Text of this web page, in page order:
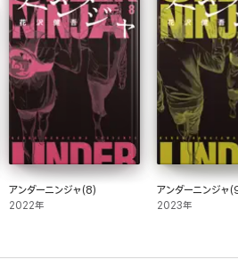
アンダーニンジャ(8)
2022年
アンダーニンジャ
2023年